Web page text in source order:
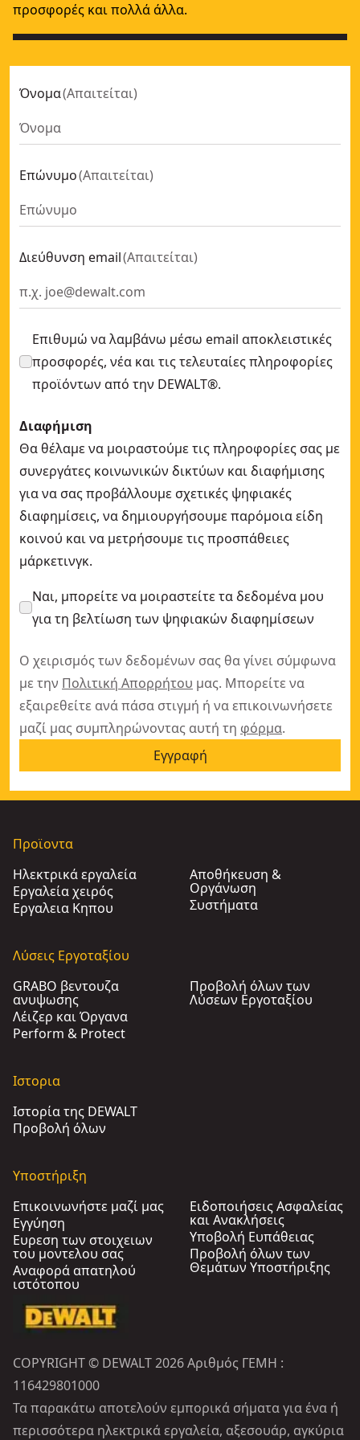
προσφορές και πολλά άλλα.
Όνομα(Απαιτείται)
Επώνυμο(Απαιτείται)
Διεύθυνση email(Απαιτείται)
Επιθυμώ να λαμβάνω μέσω email αποκλειστικές
προσφορές, νέα και τις τελευταίες πληροφορίες
προϊόντων από την DEWALT®.
Διαφήμιση
Θα θέλαμε να μοιραστούμε τις πληροφορίες σας με
συνεργάτες κοινωνικών δικτύων και διαφήμισης
για να σας προβάλλουμε σχετικές ψηφιακές
διαφημίσεις, να δημιουργήσουμε παρόμοια είδη
κοινού και να μετρήσουμε τις προσπάθειες
μάρκετινγκ.
Ναι, μπορείτε να μοιραστείτε τα δεδομένα μου
για τη βελτίωση των ψηφιακών διαφημίσεων
Ο χειρισμός των δεδομένων σας θα γίνει σύμφωνα
με την Πολιτική Απορρήτου μας. Μπορείτε να
εξαιρεθείτε ανά πάσα στιγμή ή να επικοινωνήσετε
μαζί μας συμπληρώνοντας αυτή τη φόρμα.
Εγγραφή
Προϊοντα
Ηλεκτρικά εργαλεία
Εργαλεία χειρός
Εργαλεια Κηπου​
Αποθήκευση &
Οργάνωση
Συστήματα
Λύσεις Εργοταξίου
GRABO βεντουζα
ανυψωσης
Λέιζερ και Όργανα
Perform & Protect
Προβολή όλων των
Λύσεων Εργοταξίου
Ιστορια
Ιστορία της DEWALT
Προβολή όλων
Υποστήριξη
Επικοινωνήστε μαζί μας
Εγγύηση
Ευρεση των στοιχειων
του μοντελου σας
Αναφορά απατηλού
ιστότοπου
Ειδοποιήσεις Ασφαλείας
και Ανακλήσεις
Υποβολή Ευπάθειας
Προβολή όλων των
Θεμάτων Υποστήριξης
COPYRIGHT © DEWALT 2026 Αριθμός ΓΕΜΗ :
116429801000
Τα παρακάτω αποτελούν εμπορικά σήματα για ένα ή
περισσότερα ηλεκτρικά εργαλεία, αξεσουάρ, αγκύρια